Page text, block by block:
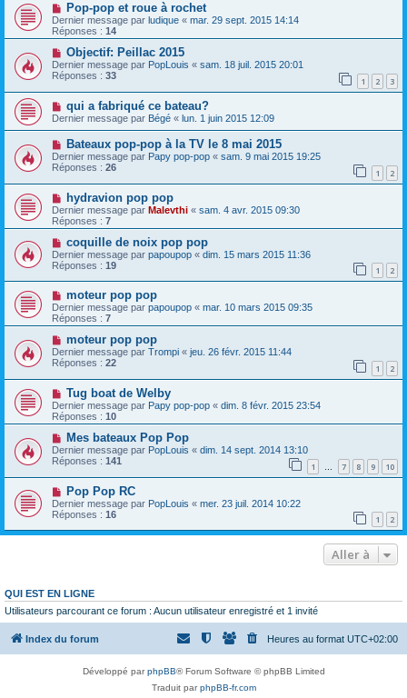
Pop-pop et roue à rochet
Dernier message par ludique « mar. 29 sept. 2015 14:14
Réponses : 14
Objectif: Peillac 2015
Dernier message par PopLouis « sam. 18 juil. 2015 20:01
Réponses : 33 1 2 3
qui a fabriqué ce bateau?
Dernier message par Bégé « lun. 1 juin 2015 12:09
Bateaux pop-pop à la TV le 8 mai 2015
Dernier message par Papy pop-pop « sam. 9 mai 2015 19:25
Réponses : 26 1 2
hydravion pop pop
Dernier message par Malevthi « sam. 4 avr. 2015 09:30
Réponses : 7
coquille de noix pop pop
Dernier message par papoupop « dim. 15 mars 2015 11:36
Réponses : 19 1 2
moteur pop pop
Dernier message par papoupop « mar. 10 mars 2015 09:35
Réponses : 7
moteur pop pop
Dernier message par Trompi « jeu. 26 févr. 2015 11:44
Réponses : 22 1 2
Tug boat de Welby
Dernier message par Papy pop-pop « dim. 8 févr. 2015 23:54
Réponses : 10
Mes bateaux Pop Pop
Dernier message par PopLouis « dim. 14 sept. 2014 13:10
Réponses : 141 1 … 7 8 9 10
Pop Pop RC
Dernier message par PopLouis « mer. 23 juil. 2014 10:22
Réponses : 16 1 2
Aller à
QUI EST EN LIGNE
Utilisateurs parcourant ce forum : Aucun utilisateur enregistré et 1 invité
Index du forum Heures au format UTC+02:00
Développé parphpBB® Forum Software © phpBB Limited
Traduit parphpBB-fr.com